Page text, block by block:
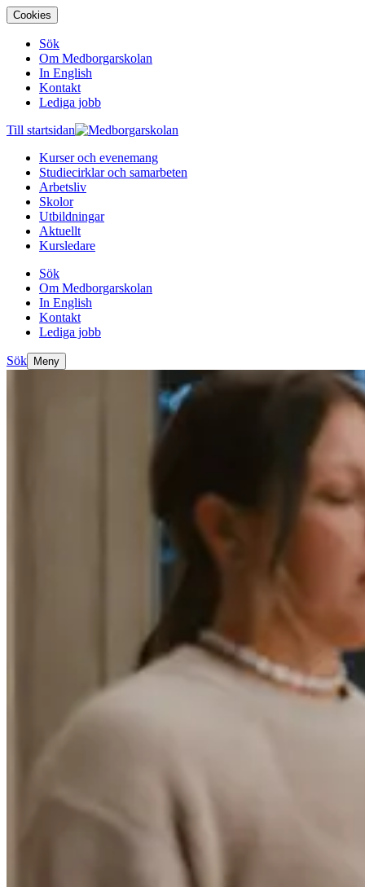
Cookies
Sök
Om Medborgarskolan
In English
Kontakt
Lediga jobb
Till startsidan
Kurser och evenemang
Studiecirklar och samarbeten
Arbetsliv
Skolor
Utbildningar
Aktuellt
Kursledare
Sök
Om Medborgarskolan
In English
Kontakt
Lediga jobb
Sök Meny